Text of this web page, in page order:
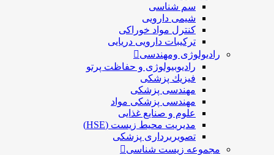
سم شناسی
شیمی دارویی
کنترل مواد خوراکی
ترکیبات دارویی دریایی
رادیولوژی ومهندسی
رادیوبیولوژی و حفاظت پرتو
فيزيك پزشکی
مهندسی پزشکی
مهندسی پزشکی مواد
علوم و صنايع غذایی
مدیریت محیط زیست (HSE)
تصویربرداری پزشکی
مجموعه زیست شناسی